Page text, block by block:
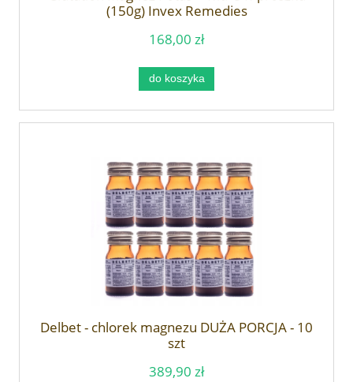
(150g) Invex Remedies
168,00 zł
do koszyka
Delbet - chlorek magnezu DUŻA PORCJA - 10
szt
389,90 zł